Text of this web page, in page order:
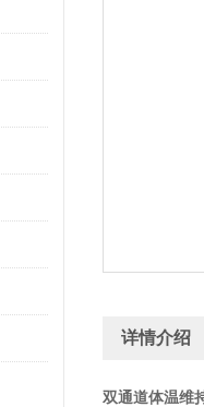
详情介绍
双通道体温维